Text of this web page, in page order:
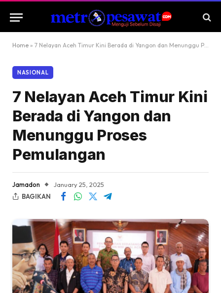
Home » 7 Nelayan Aceh Timur Kini Berada di Yangon dan Menunggu Proses Pemulangan
NASIONAL
7 Nelayan Aceh Timur Kini
Berada di Yangon dan
Menunggu Proses
Pemulangan
Jamadon
January 25, 2025
BAGIKAN